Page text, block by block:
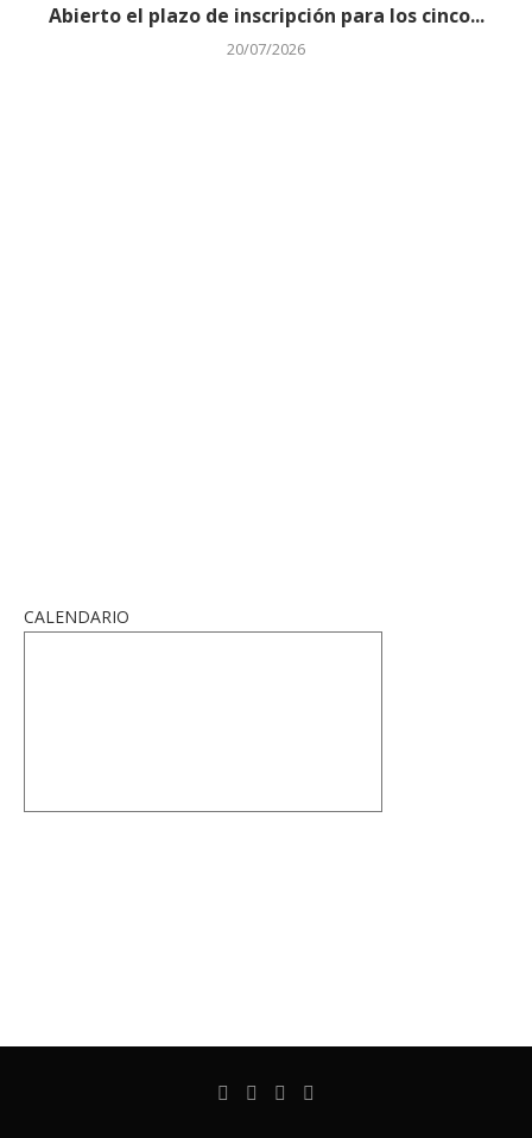
Abierto el plazo de inscripción para los cinco...
20/07/2026
CALENDARIO